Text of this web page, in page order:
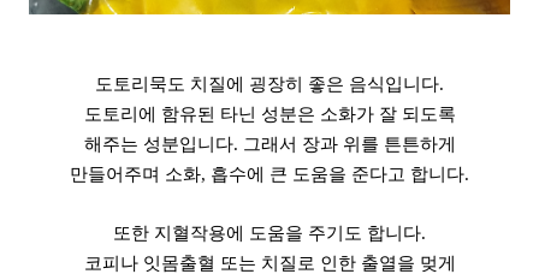
도토리묵도 치질에 굉장히 좋은 음식입니다.
도토리에 함유된 타닌 성분은 소화가 잘 되도록
해주는 성분입니다. 그래서 장과 위를 튼튼하게
만들어주며 소화, 흡수에 큰 도움을 준다고 합니다.
또한 지혈작용에 도움을 주기도 합니다.
코피나 잇몸출혈 또는 치질로 인한 출열을 멎게